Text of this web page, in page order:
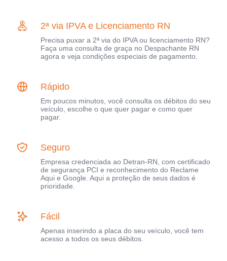
2ª via IPVA e Licenciamento RN
Precisa puxar a 2ª via do IPVA ou licenciamento RN?
Faça uma consulta de graça no Despachante RN
agora e veja condições especiais de pagamento.
Rápido
Em poucos minutos, você consulta os débitos do seu
veículo, escolhe o que quer pagar e como quer
pagar.
Seguro
Empresa credenciada ao Detran-RN, com certificado
de segurança PCI e reconhecimento do Reclame
Aqui e Google. Aqui a proteção de seus dados é
prioridade.
Fácil
Apenas inserindo a placa do seu veículo, você tem
acesso a todos os seus débitos.